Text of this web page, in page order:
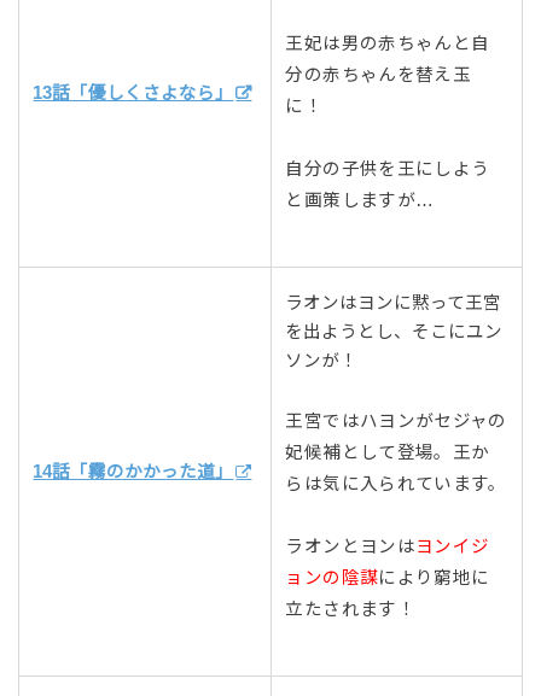
13話「優しくさよなら」
王妃は男の赤ちゃんと自
分の赤ちゃんを替え玉
に！
自分の子供を王にしよう
と画策しますが…
14話「霧のかかった道」
ラオンはヨンに黙って王宮
を出ようとし、そこにユン
ソンが！
王宮ではハヨンがセジャの
妃候補として登場。王か
らは気に入られています。
ラオンとヨンはヨンイジ
ョンの陰謀により窮地に
立たされます！